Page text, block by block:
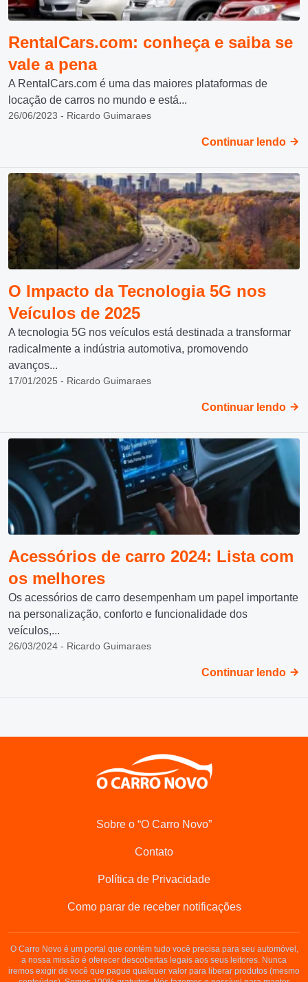
RentalCars.com: conheça e saiba se
vale a pena
A RentalCars.com é uma das maiores plataformas de
locação de carros no mundo e está...
26/06/2023 - Ricardo Guimaraes
Continuar lendo
O Impacto da Tecnologia 5G nos
Veículos de 2025
A tecnologia 5G nos veículos está destinada a transformar
radicalmente a indústria automotiva, promovendo
avanços...
17/01/2025 - Ricardo Guimaraes
Continuar lendo
Acessórios de carro 2024: Lista com
os melhores
Os acessórios de carro desempenham um papel importante
na personalização, conforto e funcionalidade dos
veículos,...
26/03/2024 - Ricardo Guimaraes
Continuar lendo
Sobre o “O Carro Novo”
Contato
Política de Privacidade
Como parar de receber notificações
O Carro Novo é um portal que contém tudo você precisa para seu automóvel,
a nossa missão é oferecer descobertas legais aos seus leitores. Nunca
iremos exigir de você que pague qualquer valor para liberar produtos (mesmo